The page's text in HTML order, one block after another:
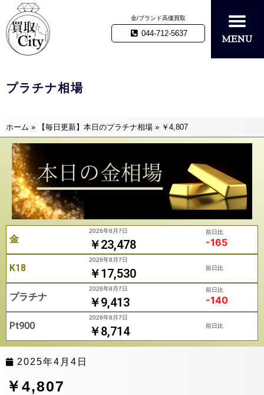
金/ブランド高価買取
044-712-5637
プラチナ相場
ホーム » 【毎日更新】本日のプラチナ相場 » ￥4,807
金 ￥23,478
2026年8月7日 前日比
-165
K18 ￥17,530
2026年8月7日
前日比
プラチナ ￥9,413
2026年8月7日 前日比
-140
Pt900 ￥8,714
2026年8月7日
前日比
2025年4月4日
￥4,807